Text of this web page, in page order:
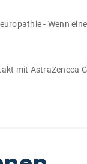
- Wenn
mit AstraZeneca